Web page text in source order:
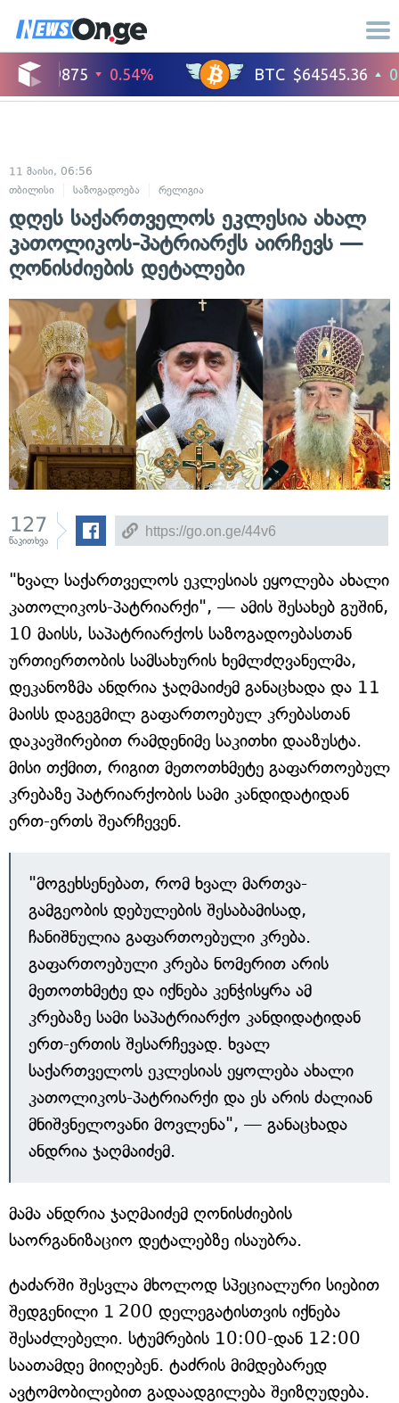
11 მაისი, 06:56
თბილისი
საზოგადოება რელიგია
დღეს საქართველოს ეკლესია ახალ
კათოლიკოს-პატრიარქს აირჩევს —
ღონისძიების დეტალები
127
წაკითხვა
"ხვალ საქართველოს ეკლესიას ეყოლება ახალი
კათოლიკოს-პატრიარქი", — ამის შესახებ გუშინ,
10 მაისს, საპატრიარქოს საზოგადოებასთან
ურთიერთობის სამსახურის ხემლძღვანელმა,
დეკანოზმა ანდრია ჯაღმაიძემ განაცხადა და 11
მაისს დაგეგმილ გაფართოებულ კრებასთან
დაკავშირებით რამდენიმე საკითხი დააზუსტა.
მისი თქმით, რიგით მეთოთხმეტე გაფართოებულ
კრებაზე პატრიარქობის სამი კანდიდატიდან
ერთ-ერთს შეარჩევენ.
"მოგეხსენებათ, რომ ხვალ მართვა-
გამგეობის დებულების შესაბამისად,
ჩანიშნულია გაფართოებული კრება.
გაფართოებული კრება ნომერით არის
მეთოთხმეტე და იქნება კენჭისყრა ამ
კრებაზე სამი საპატრიარქო კანდიდატიდან
ერთ-ერთის შესარჩევად. ხვალ
საქართველოს ეკლესიას ეყოლება ახალი
კათოლიკოს-პატრიარქი და ეს არის ძალიან
მნიშვნელოვანი მოვლენა", — განაცხადა
ანდრია ჯაღმაიძემ.
მამა ანდრია ჯაღმაიძემ ღონისძიების
საორგანიზაციო დეტალებზე ისაუბრა.
ტაძარში შესვლა მხოლოდ სპეციალური სიებით
შედგენილი 1 200 დელეგატისთვის იქნება
შესაძლებელი. სტუმრების 10:00-დან 12:00
საათამდე მიიღებენ. ტაძრის მიმდებარედ
ავტომობილებით გადაადგილება შეიზღუდება.